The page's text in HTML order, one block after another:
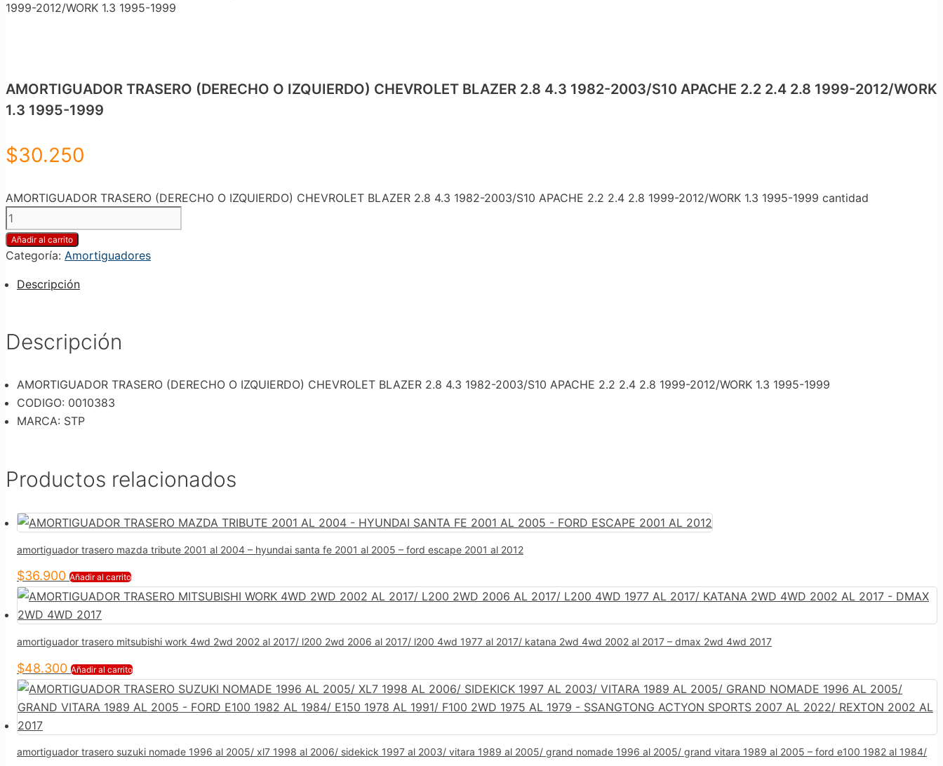
1999-2012/WORK 1.3 1995-1999
AMORTIGUADOR TRASERO (DERECHO O IZQUIERDO) CHEVROLET BLAZER 2.8 4.3 1982-2003/S10 APACHE 2.2 2.4 2.8 1999-2012/WORK
1.3 1995-1999
$30.250
AMORTIGUADOR TRASERO (DERECHO O IZQUIERDO) CHEVROLET BLAZER 2.8 4.3 1982-2003/S10 APACHE 2.2 2.4 2.8 1999-2012/WORK 1.3 1995-1999 cantidad
Añadir al carrito
Categoría: Amortiguadores
Descripción
Descripción
AMORTIGUADOR TRASERO (DERECHO O IZQUIERDO) CHEVROLET BLAZER 2.8 4.3 1982-2003/S10 APACHE 2.2 2.4 2.8 1999-2012/WORK 1.3 1995-1999
CODIGO: 0010383
MARCA: STP
Productos relacionados
amortiguador trasero mazda tribute 2001 al 2004 – hyundai santa fe 2001 al 2005 – ford escape 2001 al 2012
$36.900 Añadir al carrito
amortiguador trasero mitsubishi work 4wd 2wd 2002 al 2017/ l200 2wd 2006 al 2017/ l200 4wd 1977 al 2017/ katana 2wd 4wd 2002 al 2017 – dmax 2wd 4wd 2017
$48.300 Añadir al carrito
amortiguador trasero suzuki nomade 1996 al 2005/ xl7 1998 al 2006/ sidekick 1997 al 2003/ vitara 1989 al 2005/ grand nomade 1996 al 2005/ grand vitara 1989 al 2005 – ford e100 1982 al 1984/